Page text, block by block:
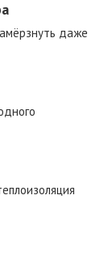
даже